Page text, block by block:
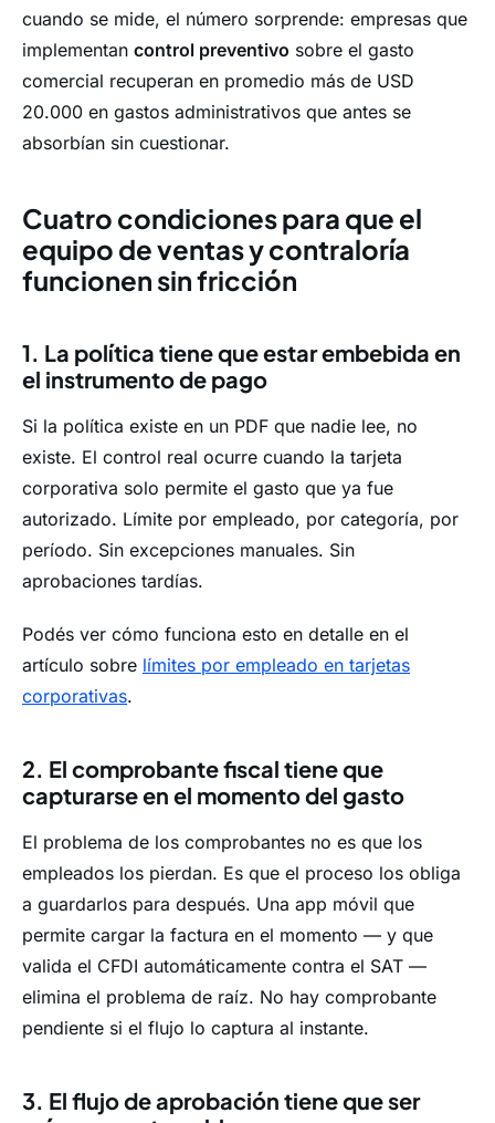
cuando se mide, el número sorprende: empresas que
implementan control preventivo sobre el gasto
comercial recuperan en promedio más de USD
20.000 en gastos administrativos que antes se
absorbían sin cuestionar.
Cuatro condiciones para que el
equipo de ventas y contraloría
funcionen sin fricción
1. La política tiene que estar embebida en
el instrumento de pago
Si la política existe en un PDF que nadie lee, no
existe. El control real ocurre cuando la tarjeta
corporativa solo permite el gasto que ya fue
autorizado. Límite por empleado, por categoría, por
período. Sin excepciones manuales. Sin
aprobaciones tardías.
Podés ver cómo funciona esto en detalle en el
artículo sobre límites por empleado en tarjetas
corporativas.
2. El comprobante fiscal tiene que
capturarse en el momento del gasto
El problema de los comprobantes no es que los
empleados los pierdan. Es que el proceso los obliga
a guardarlos para después. Una app móvil que
permite cargar la factura en el momento — y que
valida el CFDI automáticamente contra el SAT —
elimina el problema de raíz. No hay comprobante
pendiente si el flujo lo captura al instante.
3. El flujo de aprobación tiene que ser